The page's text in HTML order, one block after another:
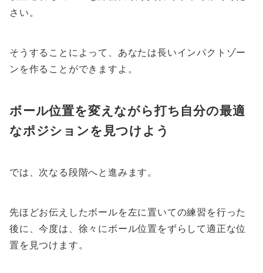
さい。
そうすることによって、あなたは長いインパクトゾー
ンを作ることができますよ。
ボール位置を変えながら打ち自分の最適
なポジションを見つけよう
では、次なる段階へと進みます。
先ほどお伝えしたボールを左に置いての練習を行った
後に、今度は、徐々にボール位置をずらして適正な位
置を見つけます。